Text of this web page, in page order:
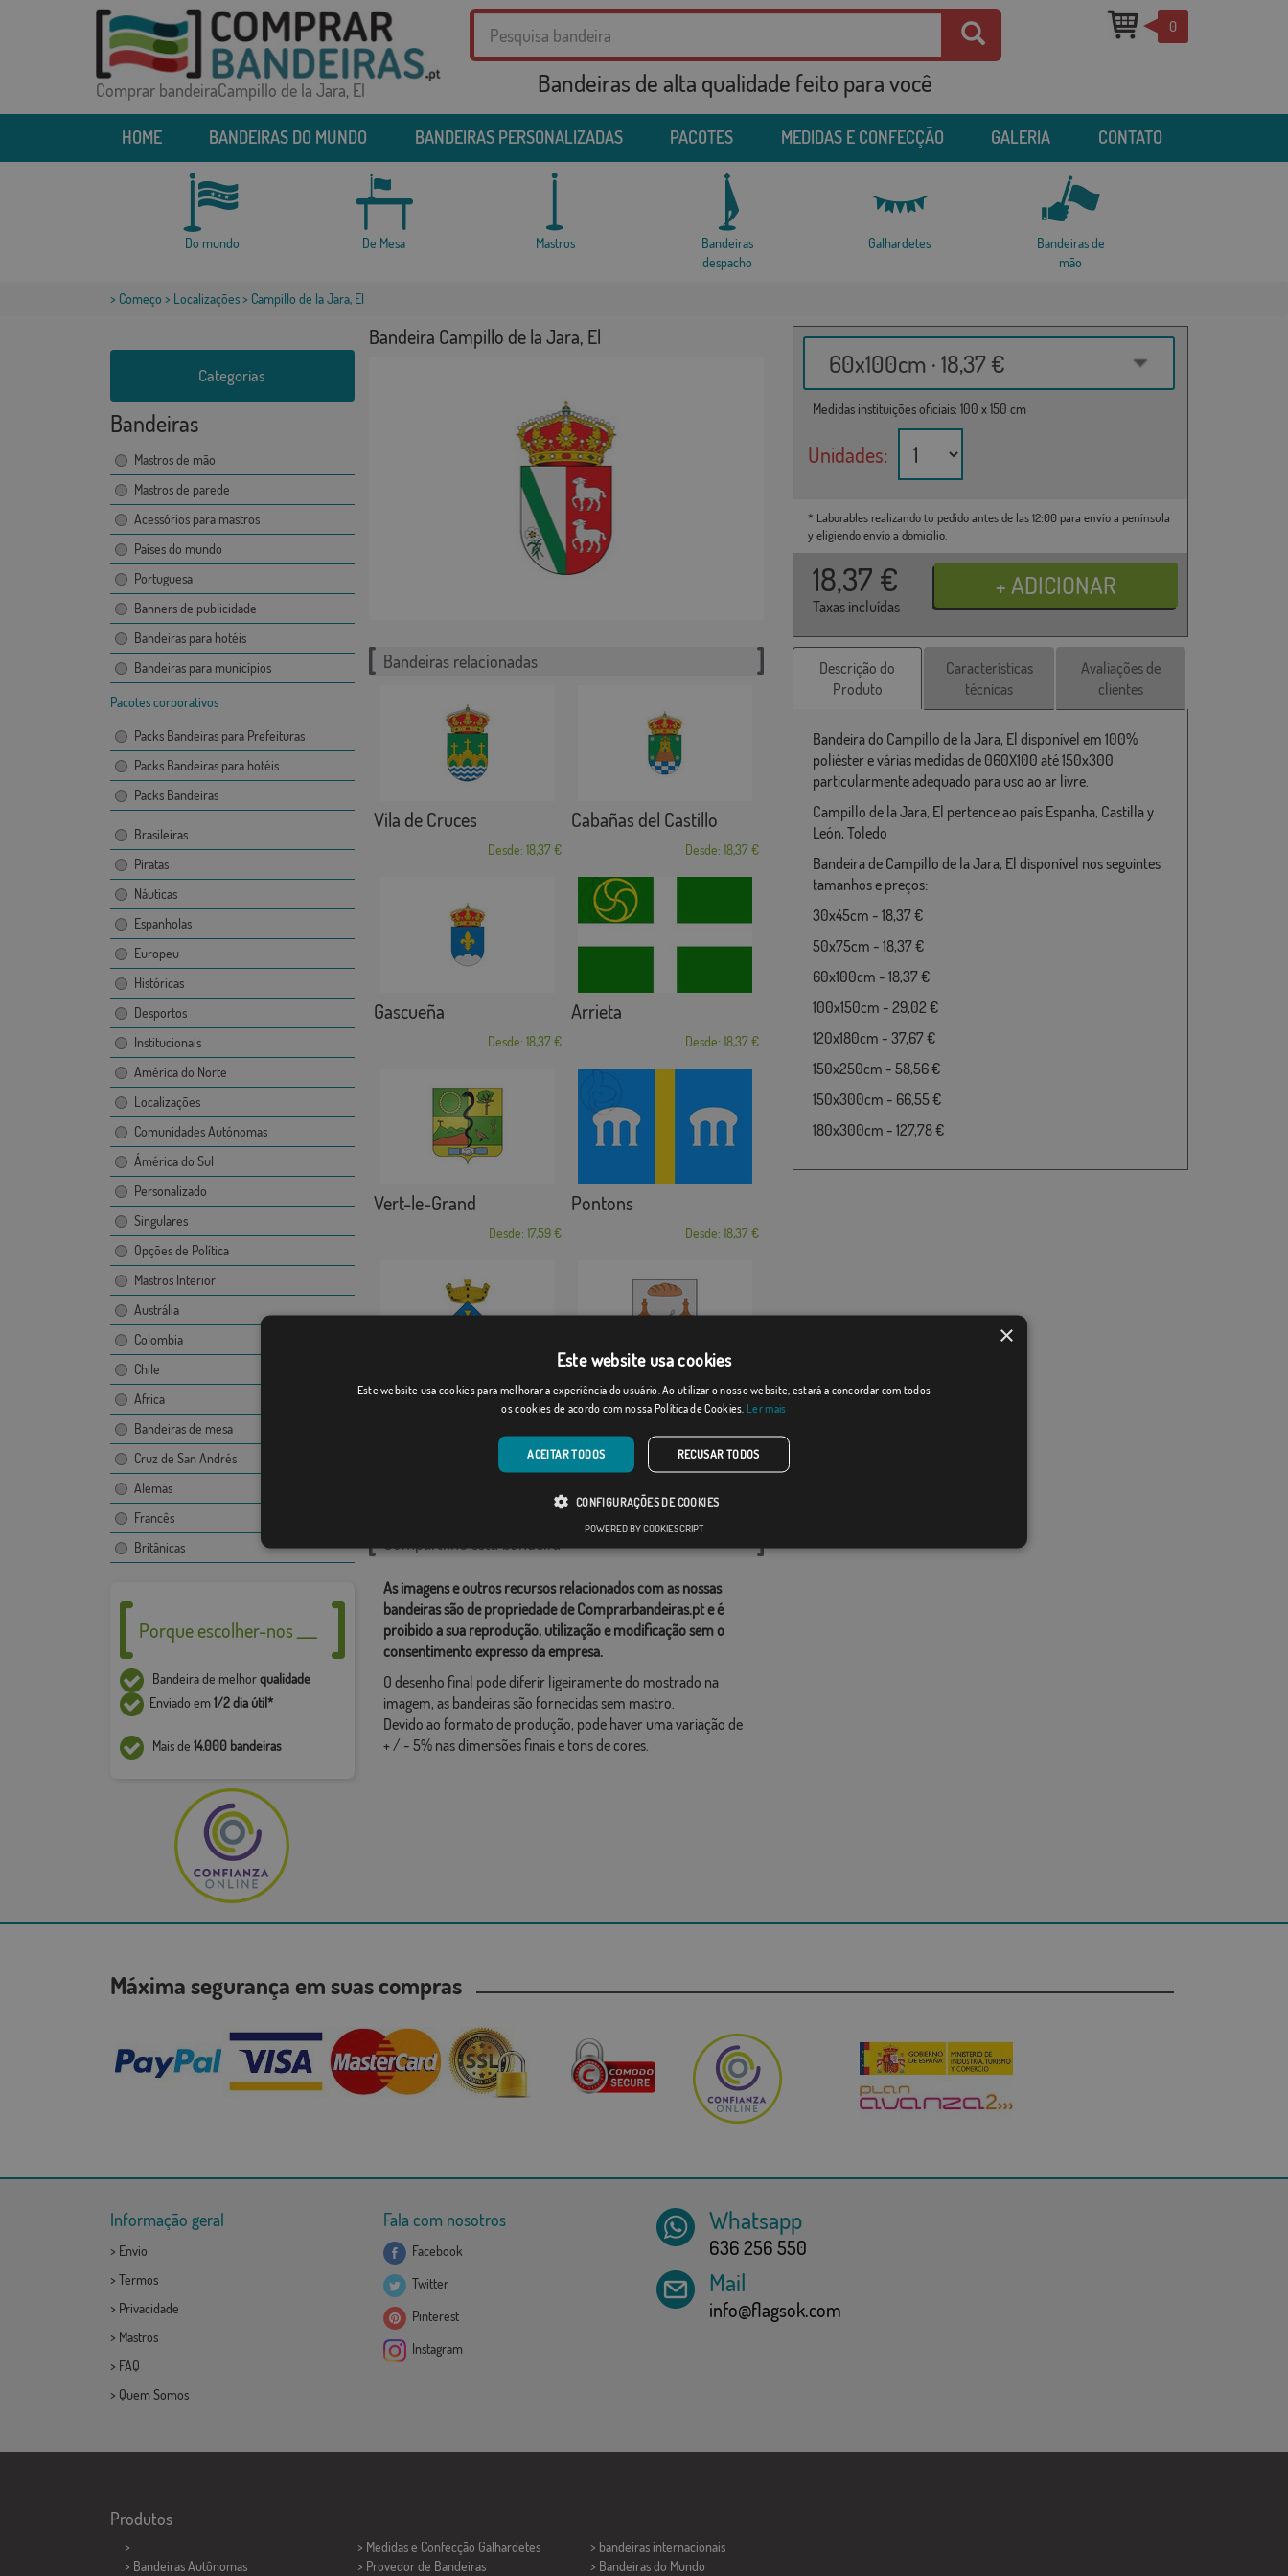
Comprar bandeiraCampillo de la Jara, El Bandeiras de alta qualidade feito para você
0
HOME BANDEIRAS DO MUNDO BANDEIRAS PERSONALIZADAS PACOTES MEDIDAS E CONFECÇÃO GALERIA CONTATO
Do mundo De Mesa Mastros
Bandeiras
despacho
Galhardetes
Bandeiras de
mão
> Começo > Localizações> Campillo de la Jara, El
Categorias
Bandeiras
Mastros de mão
Mastros de parede
Acessórios para mastros
Países do mundo
Portuguesa
Banners de publicidade
Bandeiras para hotéis
Bandeiras para municípios
Pacotes corporativos
Packs Bandeiras para Prefeituras
Packs Bandeiras para hotéis
Packs Bandeiras
Brasileiras
Piratas
Náuticas
Espanholas
Europeu
Históricas
Desportos
Institucionais
América do Norte
Localizações
Comunidades Autónomas
Ámérica do Sul
Personalizado
Singulares
Opções de Política
Mastros Interior
Austrália
Colombia
Chile
Africa
Bandeiras de mesa
Cruz de San Andrés
Alemãs
Francês
Britânicas
Porque escolher-nos ___
Bandeira de melhorqualidade
Enviado em1/2 dia útil*
Mais de 14.000 bandeiras
Bandeira Campillo de la Jara, El
60x100cm · 18,37 €
Medidas instituições oficiais: 100 x 150 cm
Unidades:
* Laborables realizando tu pedido antes de las 12:00 para envío a península
y eligiendo envío a domicilio.
18,37 €
Taxas incluídas
Bandeiras relacionadas
Vila de Cruces
Desde: 18,37 €
Cabañas del Castillo
Desde: 18,37 €
Gascueña
Desde: 18,37 €
Arrieta
Desde: 18,37 €
Vert-le-Grand
Desde: 17,59 €
Pontons
Desde: 18,37 €
Sant Salvador de G... Ezkurra
Categorias relacionadas:
Compartilhe esta bandeira
As imagens e outros recursos relacionados com as nossas
bandeiras são de propriedade de Comprarbandeiras.pt e é
proibido a sua reprodução, utilização e modificação sem o
consentimento expresso da empresa.
O desenho final pode diferir ligeiramente do mostrado na
imagem, as bandeiras são fornecidas sem mastro.
Devido ao formato de produção, pode haver uma variação de
+ / - 5% nas dimensões finais e tons de cores.
Descrição do
Produto
Características
técnicas
Avaliações de
clientes
Bandeira do Campillo de la Jara, El disponível em 100%
poliéster e várias medidas de 060X100 até 150x300
particularmente adequado para uso ao ar livre.
Campillo de la Jara, El pertence ao país Espanha, Castilla y
León, Toledo
Bandeira de Campillo de la Jara, El disponível nos seguintes
tamanhos e preços:
30x45cm - 18,37 €
50x75cm - 18,37 €
60x100cm - 18,37 €
100x150cm - 29,02 €
120x180cm - 37,67 €
150x250cm - 58,56 €
150x300cm - 66,55 €
180x300cm - 127,78 €
Máxima segurança em suas compras
Informação geral
> Envio
> Termos
> Privacidade
> Mastros
> FAQ
> Quem Somos
Fala com nosotros
Facebook
Twitter
Pinterest
Instagram
Whatsapp
636 256 550
Mail
info@flagsok.com
Produtos
>
> Bandeiras Autônomas
> Medidas e Confecção Galhardetes
> Provedor de Bandeiras
> bandeiras internacionais
> Bandeiras do Mundo
×
Este website usa cookies
Este website usa cookies para melhorar a experiência do usuário. Ao utilizar o nosso website, estará a concordar com todos
os cookies de acordo com nossa Política de Cookies. Ler mais
ACEITAR TODOS RECUSAR TODOS
CONFIGURAÇÕES DE COOKIES
POWERED BY COOKIESCRIPT